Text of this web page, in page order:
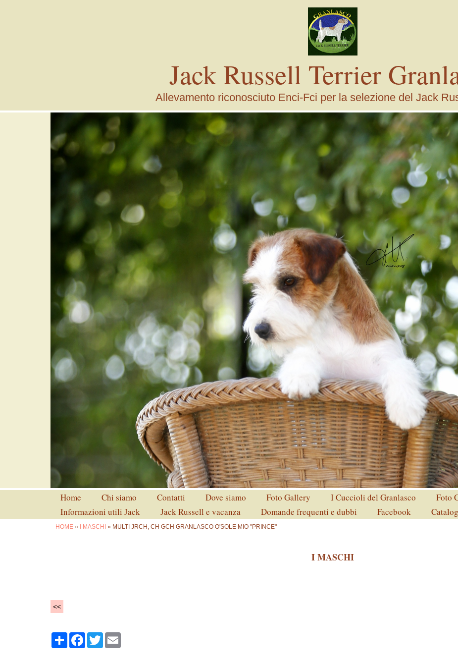
Jack Russell Terrier
Allevamento riconosciuto Enci-Fci per la selezione del Jack
Home Chi siamo Contatti Dove siamo Foto Gallery I Cuccioli del Granlasco Foto
Informazioni utili Jack
Jack Russell e vacanza Domande frequenti e dubbi Facebook
HOME » I MASCHI » MULTI JRCH, CH GCH GRANLASCO O'SOLE MIO "PRINCE"
I MASCHI
<<
Share Facebook
Twitter